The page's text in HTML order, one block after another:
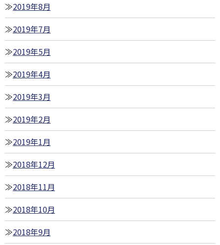
2019年8月
2019年7月
2019年5月
2019年4月
2019年3月
2019年2月
2019年1月
2018年12月
2018年11月
2018年10月
2018年9月